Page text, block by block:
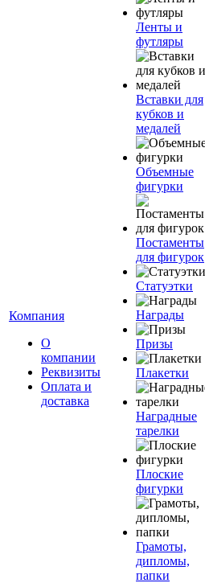
Компания
О
компании
Реквизиты
Оплата и
доставка
Ленты и
футляры
Вставки для
кубков и
медалей
Объемные
фигурки
Постаменты
для фигурок
Статуэтки
Награды
Призы
Плакетки
Наградные
тарелки
Плоские
фигурки
Грамоты,
дипломы,
папки